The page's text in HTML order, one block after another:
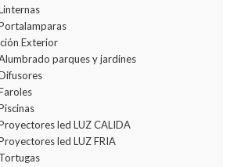
Exterior
parques y jardines
led LUZ CALIDA
led LUZ FRIA
Tortugas